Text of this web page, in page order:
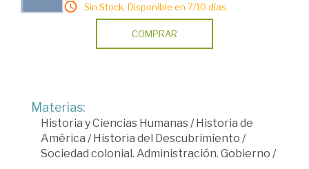
Sin Stock. Disponible en 7/10 días.
COMPRAR
Materias:
Historia y Ciencias Humanas/Historia de
América /Historia del Descubrimiento /
Sociedad colonial. Administración. Gobierno /